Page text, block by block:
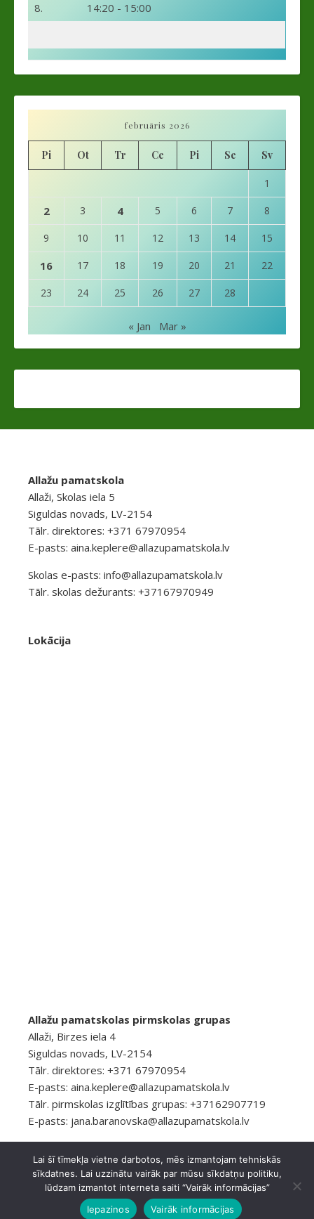
8.
14:20 - 15:00
februāris 2026
Pi Ot Tr Ce Pi Se Sv
1
2 3 4 5 6 7 8
9 10 11 12 13 14 15
16 17 18 19 20 21 22
23 24 25 26 27 28
« Jan Mar »
Allažu pamatskola
Allaži, Skolas iela 5
Siguldas novads, LV-2154
Tālr. direktores: +371 67970954
E-pasts: aina.keplere@allazupamatskola.lv
Skolas e-pasts: info@allazupamatskola.lv
Tālr. skolas dežurants: +37167970949
Lokācija
Allažu pamatskolas pirmskolas grupas
Allaži, Birzes iela 4
Siguldas novads, LV-2154
Tālr. direktores: +371 67970954
E-pasts: aina.keplere@allazupamatskola.lv
Tālr. pirmskolas izglītības grupas: +37162907719
E-pasts: jana.baranovska@allazupamatskola.lv
© 2026 Allažu pamatskolaPrivātuma politika
Ashe Tēma, koWP Royal
Lai šī tīmekļa vietne darbotos, mēs izmantojam tehniskās
sīkdatnes. Lai uzzinātu vairāk par mūsu sīkdatņu politiku,
lūdzam izmantot interneta saiti “Vairāk informācijas”
Iepazinos
Vairāk informācijas